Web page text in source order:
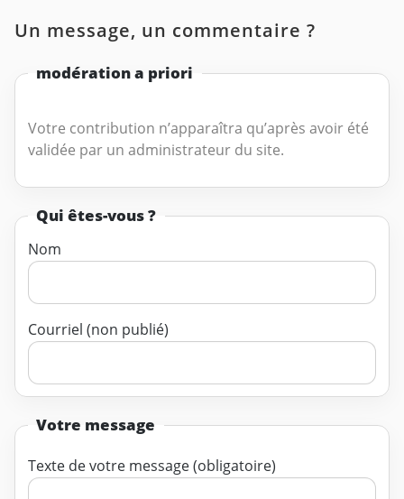
Un message, un commentaire ?
modération a priori
Votre contribution n’apparaîtra qu’après avoir été
validée par un administrateur du site.
Qui êtes-vous ?
Nom
Courriel (non publié)
Votre message
Texte de votre message (obligatoire)